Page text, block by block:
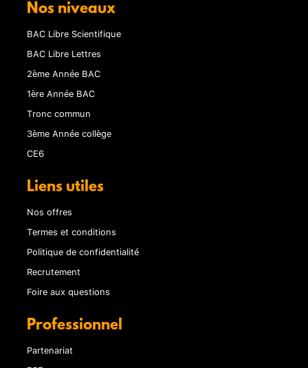
Nos niveaux
BAC Libre Scientifique
BAC Libre Lettres
2ème Année BAC
1ère Année BAC
Tronc commun
3ème Année collège
CE6
Liens utiles
Nos offres
Termes et conditions
Politique de confidentialité
Recrutement
Foire aux questions
Professionnel
Partenariat